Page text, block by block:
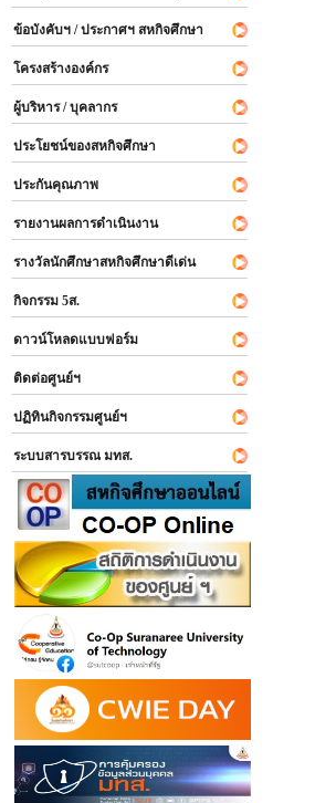
ข้อบังคับฯ / ประกาศฯ สหกิจศึกษา
โครงสร้างองค์กร
ผู้บริหาร / บุคลากร
ประโยชน์ของสหกิจศึกษา
ประกันคุณภาพ
รายงานผลการดำเนินงาน
รางวัลนักศึกษาสหกิจศึกษาดีเด่น
กิจกรรม 5ส.
ดาวน์โหลดแบบฟอร์ม
ติดต่อศูนย์ฯ
ปฏิทินกิจกรรมศูนย์ฯ
ระบบสารบรรณ มทส.